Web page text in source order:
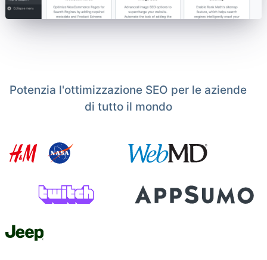
Potenzia l'ottimizzazione SEO per le aziende
di tutto il mondo